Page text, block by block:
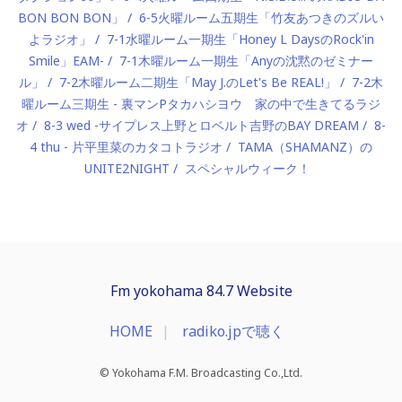
BON BON BON」
6-5火曜ルーム五期生「竹友あつきのズルい
よラジオ」
7-1水曜ルーム一期生「Honey L DaysのRock'in
Smile」EAM-
7-1木曜ルーム一期生「Anyの沈黙のゼミナー
ル」
7-2木曜ルーム二期生「May J.のLet's Be REAL!」
7-2木
曜ルーム三期生 - 裏マンPタカハシヨウ 家の中で生きてるラジ
オ
8-3 wed -サイプレス上野とロベルト吉野のBAY DREAM
8-
4 thu - 片平里菜のカタコトラジオ
TAMA（SHAMANZ）の
UNITE2NIGHT
スペシャルウィーク！
Fm yokohama 84.7 Website
HOME radiko.jpで聴く
© Yokohama F.M. Broadcasting Co.,Ltd.